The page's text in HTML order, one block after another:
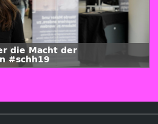
die Macht der
#schh19